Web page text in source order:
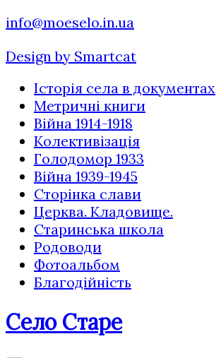
info@moeselo.in.ua
Design by Smartcat
Історія села в документах
Метричні книги
Війна 1914-1918
Колективізація
Голодомор 1933
Війна 1939-1945
Сторінка слави
Церква. Кладовище.
Старинська школа
Родоводи
Фотоальбом
Благодійність
Село Старе